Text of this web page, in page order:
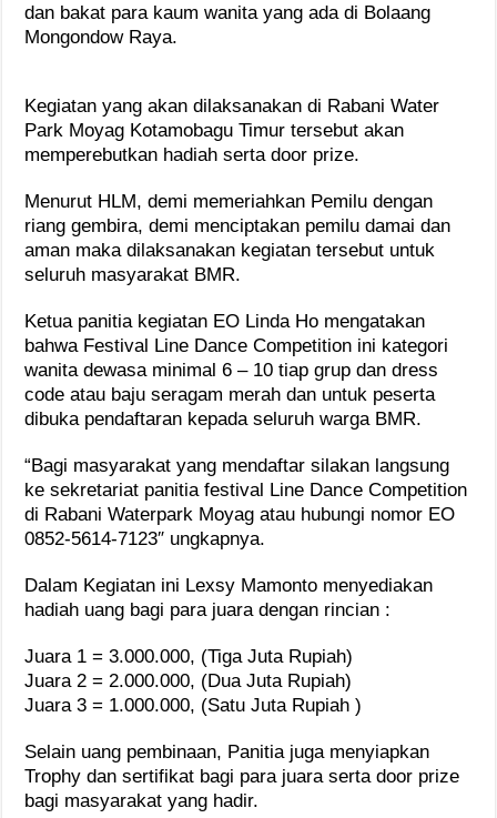
dan bakat para kaum wanita yang ada di Bolaang
Mongondow Raya.
Kegiatan yang akan dilaksanakan di Rabani Water
Park Moyag Kotamobagu Timur tersebut akan
memperebutkan hadiah serta door prize.
Menurut HLM, demi memeriahkan Pemilu dengan
riang gembira, demi menciptakan pemilu damai dan
aman maka dilaksanakan kegiatan tersebut untuk
seluruh masyarakat BMR.
Ketua panitia kegiatan EO Linda Ho mengatakan
bahwa Festival Line Dance Competition ini kategori
wanita dewasa minimal 6 – 10 tiap grup dan dress
code atau baju seragam merah dan untuk peserta
dibuka pendaftaran kepada seluruh warga BMR.
“Bagi masyarakat yang mendaftar silakan langsung
ke sekretariat panitia festival Line Dance Competition
di Rabani Waterpark Moyag atau hubungi nomor EO
0852-5614-7123″ ungkapnya.
Dalam Kegiatan ini Lexsy Mamonto menyediakan
hadiah uang bagi para juara dengan rincian :
Juara 1 = 3.000.000, (Tiga Juta Rupiah)
Juara 2 = 2.000.000, (Dua Juta Rupiah)
Juara 3 = 1.000.000, (Satu Juta Rupiah )
Selain uang pembinaan, Panitia juga menyiapkan
Trophy dan sertifikat bagi para juara serta door prize
bagi masyarakat yang hadir.